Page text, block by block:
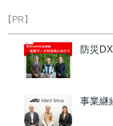
【PR】
防災
事業継